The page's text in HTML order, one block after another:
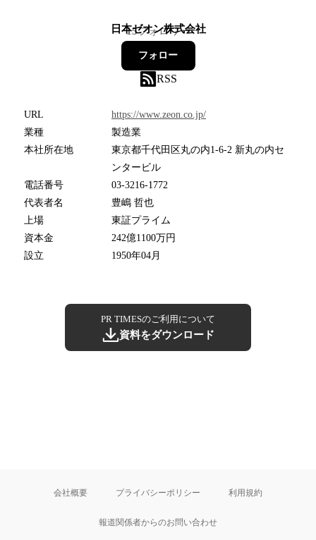
日本ゼオン株式会社
15フォロワー
フォロー
RSS
URL
https://www.zeon.co.jp/
業種
製造業
本社所在地
東京都千代田区丸の内1-6-2 新丸の内セ
ンタービル
電話番号
03-3216-1772
代表者名
豊嶋 哲也
上場
東証プライム
資本金
242億1100万円
設立
1950年04月
PR TIMESのご利用について
資料をダウンロード
会社概要 プライバシーポリシー 利用規約
報道関係者からのお問い合わせ